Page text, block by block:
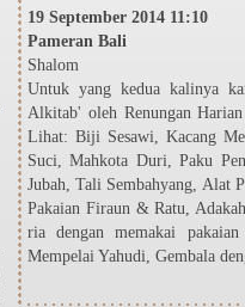
19 September 2014 11:10
Pameran Bali
Shalom
Untuk yang kedua kalinya
Alkitab' oleh Renungan
Lihat: Biji Sesawi, Kacang
Suci, Mahkota Duri, Paku
Jubah, Tali Sembahyang, Alat
Pakaian Firaun & Ratu,
ria dengan memakai
Mempelai Yahudi, Gembala